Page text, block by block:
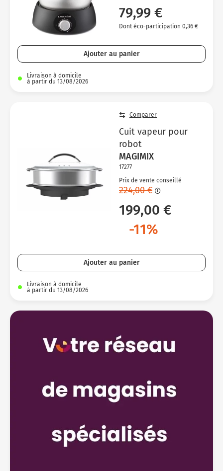
79,99 €
Dont éco-participation 0,36 €
Ajouter au panier
Livraison à domicile
à partir du 13/08/2026
Comparer
Cuit vapeur pour
robot
MAGIMIX
17277
Prix de vente conseillé
224,00 €
199,00 €
-11%
Ajouter au panier
Livraison à domicile
à partir du 13/08/2026